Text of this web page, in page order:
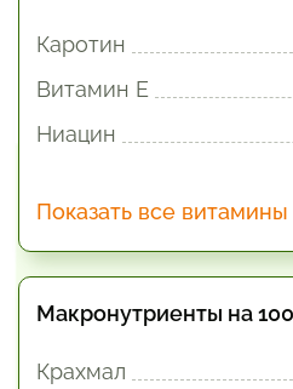
Каротин
Витамин E
Ниацин
Показать все витамины
Макронутриенты на
Крахмал